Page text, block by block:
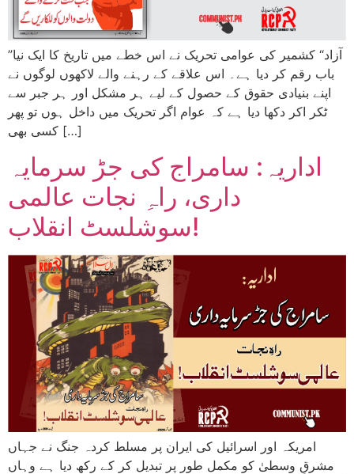
”آزاد“ کشمیر کی عوامی تحریک نے اس خطے میں تاریخ کا ایک نیا
باب رقم کر دیا ہے۔ اس علاقے کے رہنے والے لاکھوں لوگوں نے
اپنے بنیادی حقوق کے حصول کے لیے ہر مشکل اور ہر جبر سے
ٹکر اکر دکھا دیا ہے کہ عوام اگر تحریک میں داخل ہوں تو پھر
کسی بھی […]
اداریہ: سامراج کی جڑ سرمایہ
داری، راہِ نجات عالمی
سوشلسٹ انقلاب!
امریکہ اور اسرائیل کی ایران پر مسلط کردہ جنگ نے جہاں
مشرقِ وسطیٰ کو مکمل طور پر تبدیل کر کے رکھ دیا ہے وہاں